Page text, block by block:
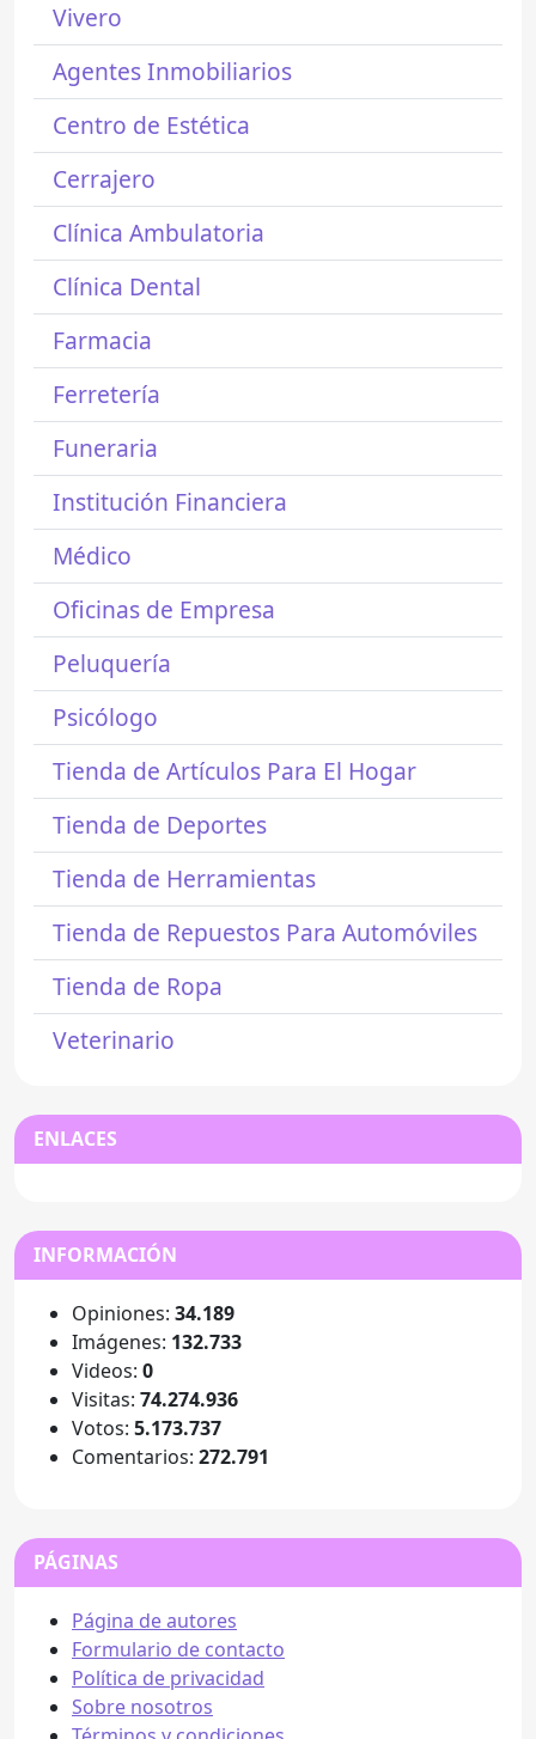
Vivero
Agentes Inmobiliarios
Centro de Estética
Cerrajero
Clínica Ambulatoria
Clínica Dental
Farmacia
Ferretería
Funeraria
Institución Financiera
Médico
Oficinas de Empresa
Peluquería
Psicólogo
Tienda de Artículos Para El Hogar
Tienda de Deportes
Tienda de Herramientas
Tienda de Repuestos Para Automóviles
Tienda de Ropa
Veterinario
ENLACES
INFORMACIÓN
Opiniones: 34.189
Imágenes: 132.733
Videos: 0
Visitas: 74.274.936
Votos: 5.173.737
Comentarios: 272.791
PÁGINAS
Página de autores
Formulario de contacto
Política de privacidad
Sobre nosotros